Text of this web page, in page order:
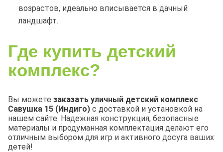
возрастов, идеально вписывается в дачный
ландшафт.
Где купить детский
комплекс?
Вы можете заказать уличный детский комплекс
Савушка 15 (Индиго) с доставкой и установкой на
нашем сайте. Надежная конструкция, безопасные
материалы и продуманная комплектация делают его
отличным выбором для игр и активного досуга ваших
детей!